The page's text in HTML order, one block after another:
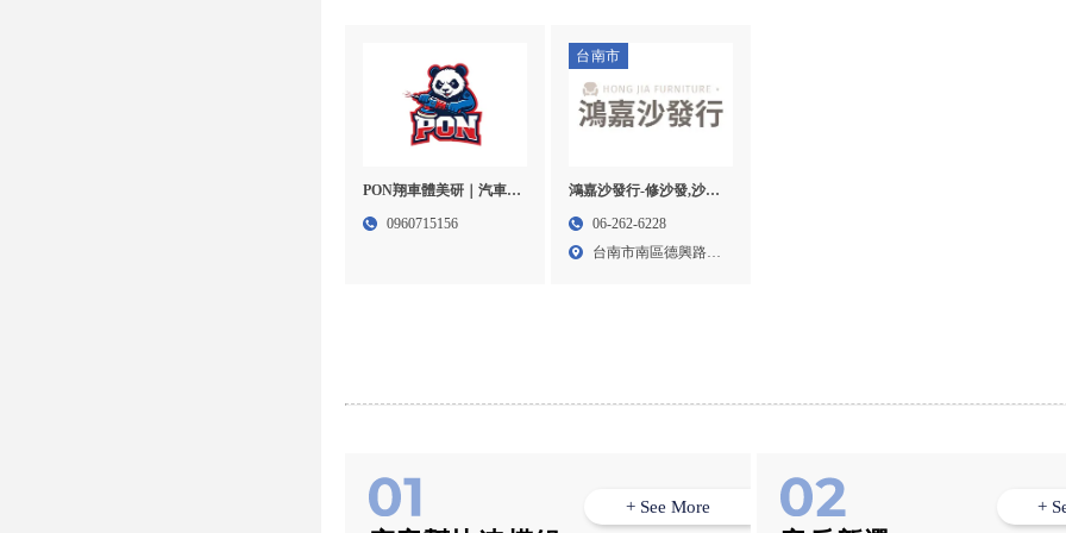
PON翔車體美研｜汽車美
容,沙發清潔,桃園汽車美
0960715156
台南市
鴻嘉沙發行-修沙發,沙發
維修,台南修沙發,台南沙
06-262-6228
台南市南區德興路
+ See More +